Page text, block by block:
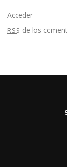
Acceder
RSS de los